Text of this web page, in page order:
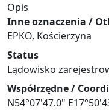
Opis
Inne oznaczenia /
EPKO, Kościerzyna
Status
Lądowisko
Współrzędne /
N54°07'47.0"